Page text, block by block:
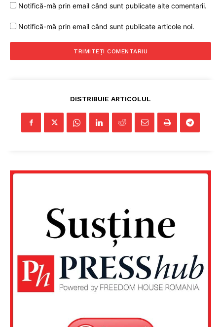
FREEDOM HOUSE ROMÂNIA
PRESShub
Despre noi / Echipa
Notifică-mă prin email când sunt publicate alte comentarii.
Notifică-mă prin email când sunt publicate articole noi.
DISTRIBUIE ARTICOLUL